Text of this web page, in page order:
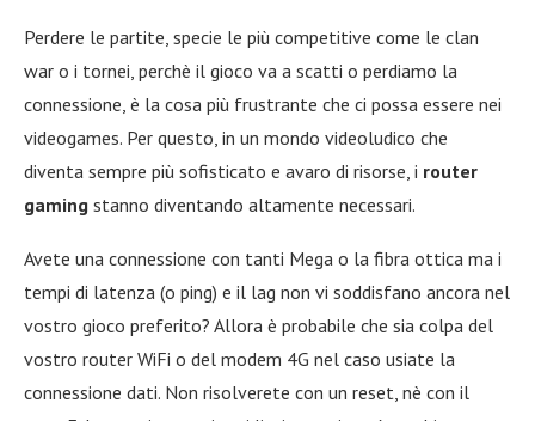
Perdere le partite, specie le più competitive come le clan
war o i tornei, perchè il gioco va a scatti o perdiamo la
connessione, è la cosa più frustrante che ci possa essere nei
videogames. Per questo, in un mondo videoludico che
diventa sempre più sofisticato e avaro di risorse, i router
gaming stanno diventando altamente necessari.
Avete una connessione con tanti Mega o la fibra ottica ma i
tempi di latenza (o ping) e il lag non vi soddisfano ancora nel
vostro gioco preferito? Allora è probabile che sia colpa del
vostro router WiFi o del modem 4G nel caso usiate la
connessione dati. Non risolverete con un reset, nè con il